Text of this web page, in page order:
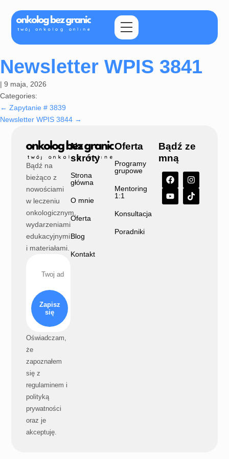
Newsletter WPIS 3841
| 9 maja, 2026
Categories:
← Zapytanie # 3839
Newsletter WPIS 3844 →
Bądź na
bieżąco z
nowościami
w leczeniu
onkologicznym,
wydarzeniami
edukacyjnymi
i materiałami.
Zapisz
się
Oświadczam,
że
zapoznałem
się z
regulaminem i
polityką
prywatności
oraz je
akceptuję.
Na
skróty
Strona
główna
O mnie
Oferta
Blog
Kontakt
Oferta
Programy
grupowe
Mentoring
1:1
Konsultacja
Poradniki
Bądź ze
mną